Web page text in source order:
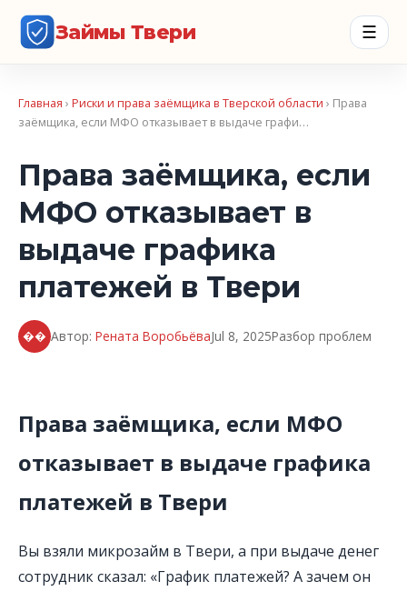
Займы Твери ☰
Главная › Риски и права заёмщика в Тверской области › Права
заёмщика, если МФО отказывает в выдаче графи…
Права заёмщика, если
МФО отказывает в
выдаче графика
платежей в Твери
�� Автор: Рената ВоробьёваJul 8, 2025Разбор проблем
Права заёмщика, если МФО
отказывает в выдаче графика
платежей в Твери
Вы взяли микрозайм в Твери, а при выдаче денег
сотрудник сказал: «График платежей? А зачем он